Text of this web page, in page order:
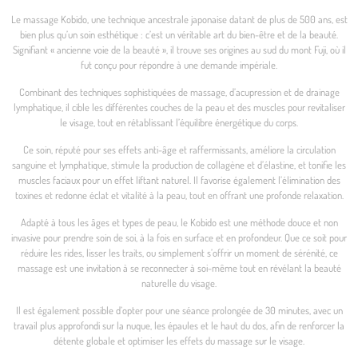
Le massage Kobido, une technique ancestrale japonaise datant de plus de 500 ans, est
bien plus qu’un soin esthétique : c’est un véritable art du bien-être et de la beauté.
Signifiant « ancienne voie de la beauté », il trouve ses origines au sud du mont Fuji, où il
fut conçu pour répondre à une demande impériale.
Combinant des techniques sophistiquées de massage, d’acupression et de drainage
lymphatique, il cible les différentes couches de la peau et des muscles pour revitaliser
le visage, tout en rétablissant l’équilibre énergétique du corps.
Ce soin, réputé pour ses effets anti-âge et raffermissants, améliore la circulation
sanguine et lymphatique, stimule la production de collagène et d’élastine, et tonifie les
muscles faciaux pour un effet liftant naturel. Il favorise également l’élimination des
toxines et redonne éclat et vitalité à la peau, tout en offrant une profonde relaxation.
Adapté à tous les âges et types de peau, le Kobido est une méthode douce et non
invasive pour prendre soin de soi, à la fois en surface et en profondeur. Que ce soit pour
réduire les rides, lisser les traits, ou simplement s’offrir un moment de sérénité, ce
massage est une invitation à se reconnecter à soi-même tout en révélant la beauté
naturelle du visage.
Il est également possible d’opter pour une séance prolongée de 30 minutes, avec un
travail plus approfondi sur la nuque, les épaules et le haut du dos, afin de renforcer la
détente globale et optimiser les effets du massage sur le visage.